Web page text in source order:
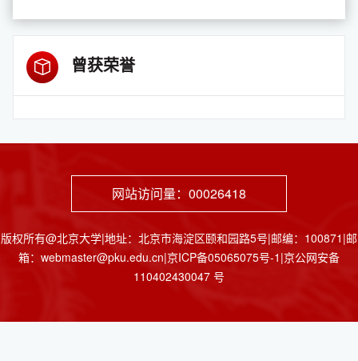
曾获荣誉
网站访问量： 00026418
版权所有@北京大学|地址：北京市海淀区颐和园路5号|邮编：100871|邮
箱：webmaster@pku.edu.cn|京ICP备05065075号-1|京公网安备
110402430047 号